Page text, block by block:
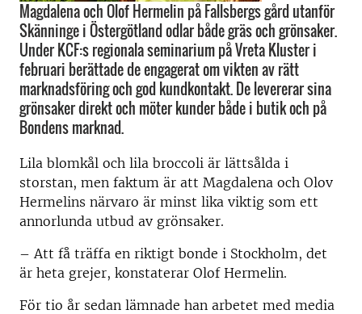
Magdalena och Olof Hermelin på Fallsbergs gård utanför
Skänninge i Östergötland odlar både gräs och grönsaker.
Under KCF:s regionala seminarium på Vreta Kluster i
februari berättade de engagerat om vikten av rätt
marknadsföring och god kundkontakt. De levererar sina
grönsaker direkt och möter kunder både i butik och på
Bondens marknad.
Lila blomkål och lila broccoli är lättsålda i
storstan, men faktum är att Magdalena och Olov
Hermelins närvaro är minst lika viktig som ett
annorlunda utbud av grönsaker.
– Att få träffa en riktigt bonde i Stockholm, det
är heta grejer, konstaterar Olof Hermelin.
För tio år sedan lämnade han arbetet med media